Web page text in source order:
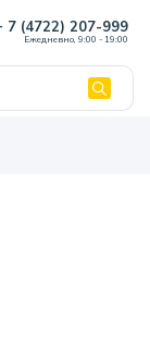
7 (4722) 207-999
Ежедневно, 9:00 - 19:00